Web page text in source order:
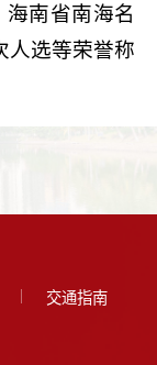
南省南海名
人选等荣誉称
交通指南